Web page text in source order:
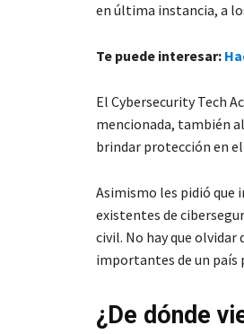
en última instancia, a
Te puede interesar:
El Cybersecurity Tech
mencionada, también
brindar protección en
Asimismo les pidió
existentes de
civil. No hay que olvidar
importantes de un país
¿De dónde